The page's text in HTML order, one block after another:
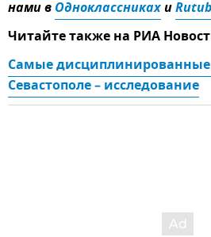
нами вОдноклассникахи
Читайте также на РИА
Самые
Севастополе – исследование